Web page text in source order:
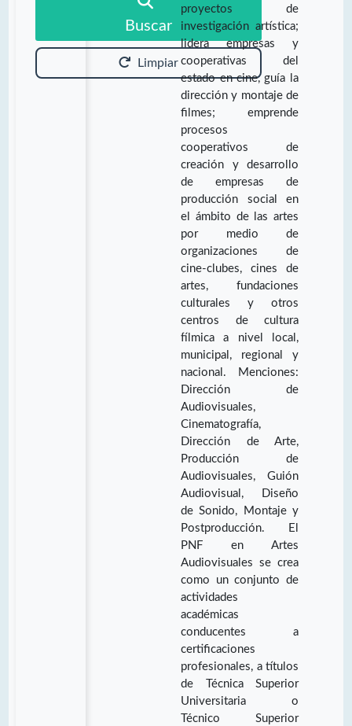
Buscar
Limpiar
proyectos de
investigación artística;
lidera empresas y
cooperativas del
estado en cine, guía la
dirección y montaje de
filmes; emprende
procesos
cooperativos de
creación y desarrollo
de empresas de
producción social en
el ámbito de las artes
por medio de
organizaciones de
cine-clubes, cines de
artes, fundaciones
culturales y otros
centros de cultura
fílmica a nivel local,
municipal, regional y
nacional. Menciones:
Dirección de
Audiovisuales,
Cinematografía,
Dirección de Arte,
Producción de
Audiovisuales, Guión
Audiovisual, Diseño
de Sonido, Montaje y
Postproducción. El
PNF en Artes
Audiovisuales se crea
como un conjunto de
actividades
académicas
conducentes a
certificaciones
profesionales, a títulos
de Técnica Superior
Universitaria o
Técnico Superior